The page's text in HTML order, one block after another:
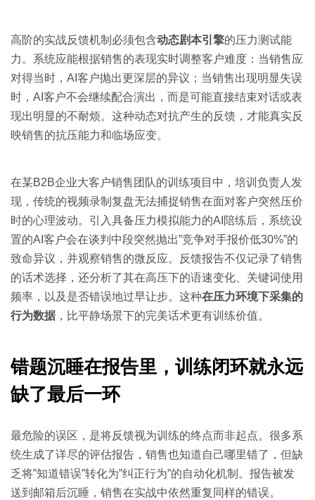
高阶的实战反馈机制必须包含动态剧本引擎的压力测试能
力。系统应能根据销售的表现实时调整客户难度：当销售应
对得当时，AI客户抛出更深层的异议；当销售出现明显失误
时，AI客户不会继续配合演出，而是可能直接结束对话或表
现出明显的不耐烦。这种动态对抗产生的反馈，才能真实反
映销售的抗压能力和临场应变。
在某B2B企业大客户销售团队的训练项目中，培训负责人发
现，传统的视频录制复盘无法捕捉销售在面对客户突然压价
时的心理波动。引入具备压力模拟能力的AI陪练后，系统设
置的AI客户会在谈判中段突然抛出”竞争对手报价低30%”的
致命异议，并观察销售的微反应。反馈报告不仅记录了销售
的话术选择，还分析了其在高压下的语速变化、关键词使用
频率，以及是否错误地过早让步。这种在压力环境下采集的
行为数据 ，比平静场景下的完美话术更有训练价值。
错题沉睡在报告里，训练闭环就永远
缺了最后一环
最危险的误区，是将反馈视为训练的终点而非起点。很多系
统生成了详尽的评估报告，销售也知道自己哪里错了，但缺
乏将”知道错误”转化为”纠正行为”的自动化机制。报告被发
送到邮箱后沉睡，销售在实战中依然重复同样的错误。